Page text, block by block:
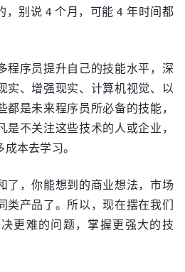
，别说 4 个月，可能 4 年时间都
程序员提升自己的技能水平，深
实、增强现实、计算机视觉、以
是未来程序员所必备的技能，
不关注这些技术的人或企业，
本去学习。
了，你能想到的商业想法，市场
类产品了。所以，现在摆在我们
更难的问题，掌握更强大的技